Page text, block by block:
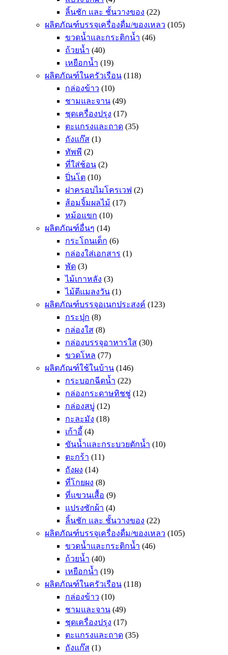
ลิ้นชัก และ ชั้นวางของ (22)
ผลิตภัณฑ์บรรจุเครื่องดื่ม/ของเหลว (105)
ขวดน้ำและกระติกน้ำ (46)
ถ้วยน้ำ (40)
เหยือกน้ำ (19)
ผลิตภัณฑ์ในครัวเรือน (118)
กล่องข้าว (10)
ชามและจาน (49)
ชุดเครื่องปรุง (17)
ตะแกรงและถาด (35)
ถังแก๊ส (1)
ทัพพี (2)
ที่ใส่ช้อน (2)
ปิ่นโต (10)
ฝาครอบไมโครเวฟ (2)
ส้อมจิ้มผลไม้ (17)
หม้อแขก (10)
ผลิตภัณฑ์อื่นๆ (14)
กระโถนเด็ก (6)
กล่องใส่เอกสาร (1)
พัด (3)
ไม้เกาหลัง (3)
ไม้ตีแมลงวัน (1)
ผลิตภัณฑ์บรรจุอเนกประสงค์ (123)
กระปุก (8)
กล่องใส (8)
กล่องบรรจุอาหารใส (30)
ขวดโหล (77)
ผลิตภัณฑ์ใช้ในบ้าน (146)
กระบอกฉีดน้ำ (22)
กล่องกระดาษทิชชู่ (12)
กล่องสบู่ (12)
กะละมัง (18)
เก้าอี้ (4)
ขันน้ำและกระบวยตักน้ำ (10)
ตะกร้า (11)
ถังผง (14)
ที่โกยผง (8)
ที่แขวนเสื้อ (9)
แปรงซักผ้า (4)
ลิ้นชัก และ ชั้นวางของ (22)
ผลิตภัณฑ์บรรจุเครื่องดื่ม/ของเหลว (105)
ขวดน้ำและกระติกน้ำ (46)
ถ้วยน้ำ (40)
เหยือกน้ำ (19)
ผลิตภัณฑ์ในครัวเรือน (118)
กล่องข้าว (10)
ชามและจาน (49)
ชุดเครื่องปรุง (17)
ตะแกรงและถาด (35)
ถังแก๊ส (1)